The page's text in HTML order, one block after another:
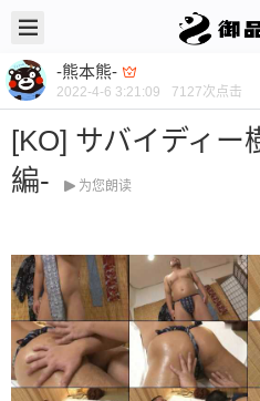
-熊本熊-
2022-4-6 3:21:09 7127次点击
[KO] サバイディー
編-
为您朗读
-熊本熊- @ 御品熊风
[KO] サバイディー